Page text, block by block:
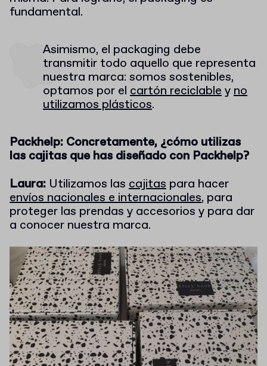
fundamental.
Asimismo, el packaging debe
transmitir todo aquello que representa
nuestra marca: somos sostenibles,
optamos por el cartón reciclableyno
utilizamos plásticos.
Packhelp: Concretamente, ¿cómo utilizas
las cajitas que has diseñado con Packhelp?
Laura: Utilizamos las cajitas para hacer
envíos nacionales e internacionales, para
proteger las prendas y accesorios y para dar
a conocer nuestra marca.